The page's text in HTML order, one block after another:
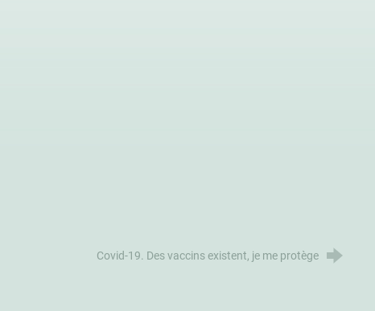
Covid-19. Des vaccins existent, je me protège